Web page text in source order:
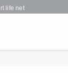
life net